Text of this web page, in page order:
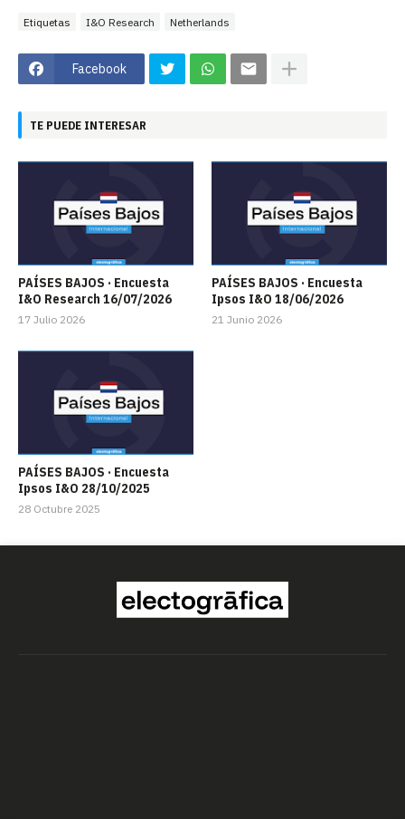
Etiquetas I&O Research Netherlands
Facebook
TE PUEDE INTERESAR
PAÍSES BAJOS · Encuesta
I&O Research 16/07/2026
17 Julio 2026
PAÍSES BAJOS · Encuesta
Ipsos I&O 18/06/2026
21 Junio 2026
PAÍSES BAJOS · Encuesta
Ipsos I&O 28/10/2025
28 Octubre 2025